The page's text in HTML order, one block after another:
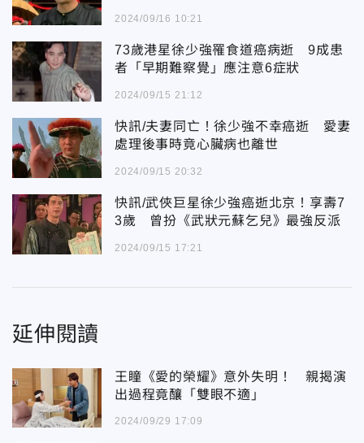
2024/09/16 10:21
73歲港星徐少強罹食道癌病逝 9成患
者「早期難察覺」應注意6症狀
2024/09/15 21:12
快訊/夫妻同亡！徐少強不幸癌逝 愛妻
處理後事時竟心臟病也離世
2024/09/15 20:32
快訊/武俠巨星徐少強癌逝北京！享壽7
3歲 曾扮《武狀元蘇乞兒》最強反派
2024/09/15 17:21
延伸閱讀
王瞳《愛的榮耀》意外失明！ 親揭演
出過程竟釀「雙眼不適」
2024/09/29 17:09